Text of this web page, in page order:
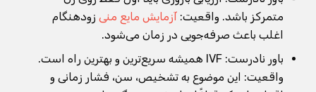
متمرکز باشد. واقعیت: آزمایش مایع منی زودهنگام
اغلب باعث صرفه‌جویی در زمان می‌شود.
باور نادرست: IVF همیشه سریع‌ترین و بهترین راه است.
واقعیت: این موضوع به تشخیص، سن، فشار زمانی و